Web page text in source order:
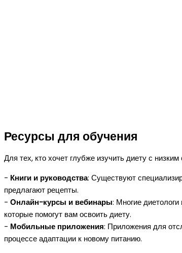
Ресурсы для обучения
Для тех, кто хочет глубже изучить диету с
- Книги и руководства: Существуют
предлагают рецепты.
- Онлайн-курсы и вебинары: Многие
которые помогут вам освоить диету.
- Мобильные приложения: Приложения для
процессе адаптации к новому питанию.